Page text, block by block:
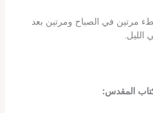
مرتين في الصباح ومرتين بعد
الليل.
المقدس: